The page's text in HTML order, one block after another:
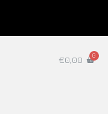
€0,00